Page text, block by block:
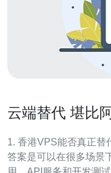
云端替代 堪比
1. 香港VPS能否真正替
答案是可以在很多场景